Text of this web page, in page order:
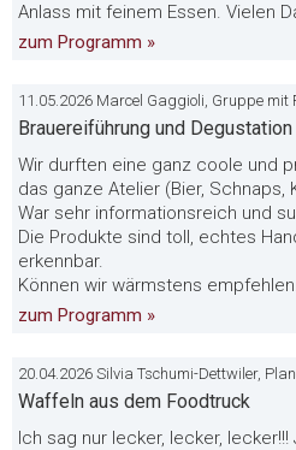
Anlass mit feinem Essen. Vielen
zum Programm »
11.05.2026 Marcel Gaggioli, Gruppe mit
Brauereiführung und
Wir durften eine ganz coole und
das ganze Atelier (Bier, Schnaps,
War sehr informationsreich und
Die Produkte sind toll, echtes
erkennbar.
Können wir wärmstens
zum Programm »
20.04.2026 Silvia Tschumi-Dettwiler,
Waffeln aus dem Foodtruck
Ich sag nur lecker, lecker,